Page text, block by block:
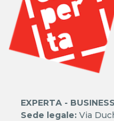
EXPERTA -
Sede legale: Via